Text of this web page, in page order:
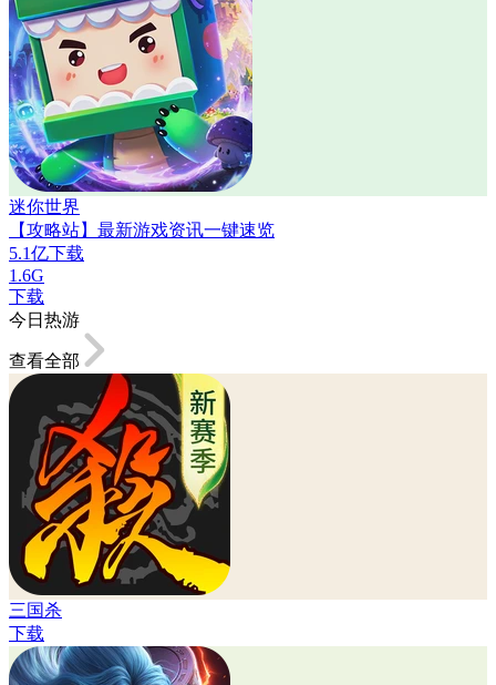
迷你世界
【攻略站】最新游戏资讯一键速览
5.1亿下载
1.6G
下载
今日热游
查看全部
三国杀
下载